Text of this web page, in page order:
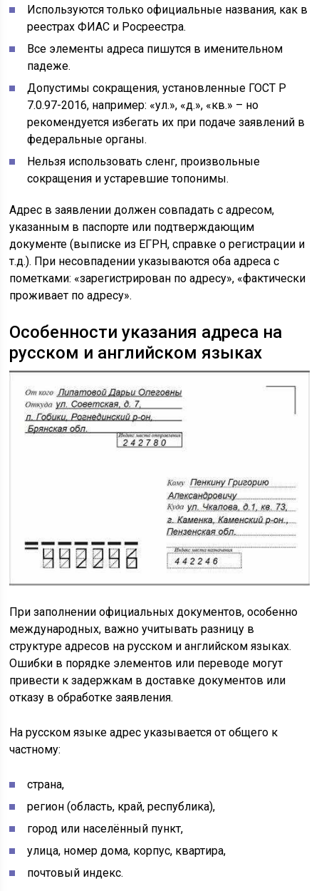
Используются только официальные названия, как в
реестрах ФИАС и Росреестра.
Все элементы адреса пишутся в именительном
падеже.
Допустимы сокращения, установленные ГОСТ Р
7.0.97-2016, например: «ул.», «д.», «кв.» – но
рекомендуется избегать их при подаче заявлений в
федеральные органы.
Нельзя использовать сленг, произвольные
сокращения и устаревшие топонимы.
Адрес в заявлении должен совпадать с адресом,
указанным в паспорте или подтверждающим
документе (выписке из ЕГРН, справке о регистрации и
т.д.). При несовпадении указываются оба адреса с
пометками: «зарегистрирован по адресу», «фактически
проживает по адресу».
Особенности указания адреса на
русском и английском языках
При заполнении официальных документов, особенно
международных, важно учитывать разницу в
структуре адресов на русском и английском языках.
Ошибки в порядке элементов или переводе могут
привести к задержкам в доставке документов или
отказу в обработке заявления.
На русском языке адрес указывается от общего к
частному:
страна,
регион (область, край, республика),
город или населённый пункт,
улица, номер дома, корпус, квартира,
почтовый индекс.